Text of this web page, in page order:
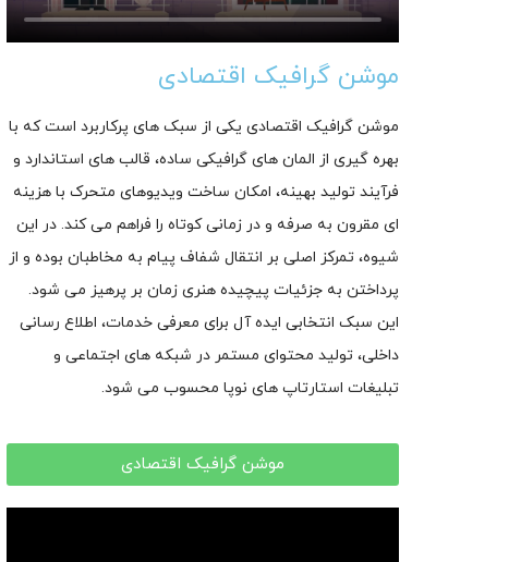
موشن گرافیک اقتصادی
موشن گرافیک اقتصادی یکی از سبک های پرکاربرد است که با
بهره گیری از المان های گرافیکی ساده، قالب های استاندارد و
فرآیند تولید بهینه، امکان ساخت ویدیوهای متحرک با هزینه
ای مقرون به صرفه و در زمانی کوتاه را فراهم می کند. در این
شیوه، تمرکز اصلی بر انتقال شفاف پیام به مخاطبان بوده و از
پرداختن به جزئیات پیچیده هنری زمان بر پرهیز می شود.
این سبک انتخابی ایده آل برای معرفی خدمات، اطلاع رسانی
داخلی، تولید محتوای مستمر در شبکه های اجتماعی و
تبلیغات استارتاپ های نوپا محسوب می شود.
موشن گرافیک اقتصادی